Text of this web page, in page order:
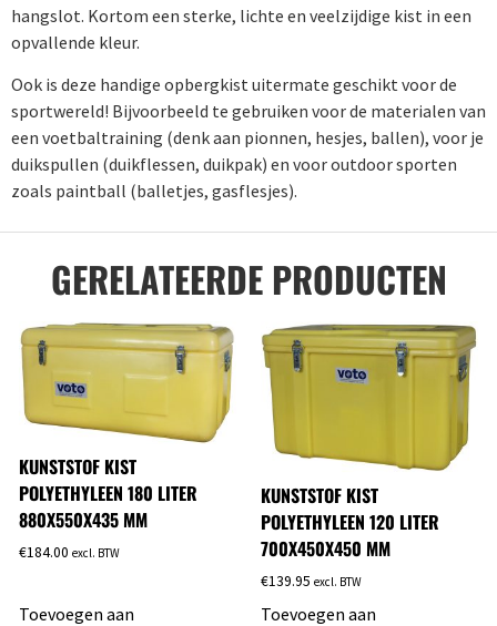
hangslot. Kortom een sterke, lichte en veelzijdige kist in een
opvallende kleur.
Ook is deze handige opbergkist uitermate geschikt voor de
sportwereld! Bijvoorbeeld te gebruiken voor de materialen van
een voetbaltraining (denk aan pionnen, hesjes, ballen), voor je
duikspullen (duikflessen, duikpak) en voor outdoor sporten
zoals paintball (balletjes, gasflesjes).
GERELATEERDE PRODUCTEN
KUNSTSTOF KIST
POLYETHYLEEN 180 LITER
880X550X435 MM
€184.00 excl. BTW
Toevoegen aan
KUNSTSTOF KIST
POLYETHYLEEN 120 LITER
700X450X450 MM
€139.95 excl. BTW
Toevoegen aan